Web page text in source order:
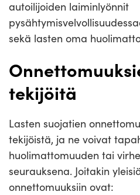
autoilijoiden laiminlyönnit
sekä lasten oma
tekijöitä
Lasten suojatien
tekijöistä, ja ne voivat
huolimattomuuden tai
seurauksena. Joitakin
onnettomuuksiin ovat: